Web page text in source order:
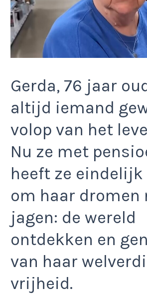
Gerda, 76 jaar
altijd iemand
volop van het
Nu ze met
heeft ze
om haar dromen
jagen: de wereld
ontdekken en
van haar
vrijheid.